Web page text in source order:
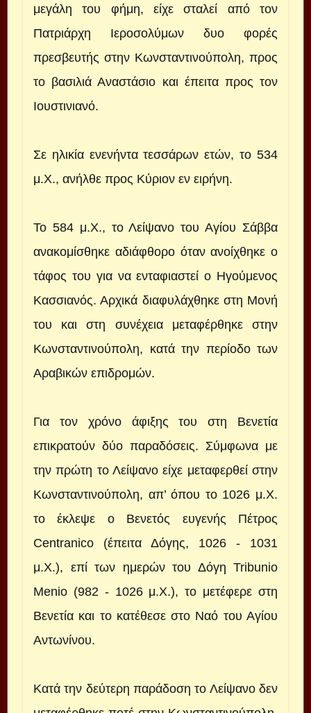
μεγάλη του φήμη, είχε σταλεί από τον
Πατριάρχη Ιεροσολύμων δυο φορές
πρεσβευτής στην Κωνσταντινούπολη, προς
το βασιλιά Αναστάσιο και έπειτα προς τον
Ιουστινιανό.
Σε ηλικία ενενήντα τεσσάρων ετών, το 534
μ.Χ., ανήλθε προς Κύριον εν ειρήνη.
Το 584 μ.Χ., το Λείψανο του Αγίου Σάββα
ανακομίσθηκε αδιάφθορο όταν ανοίχθηκε ο
τάφος του για να ενταφιαστεί ο Ηγούμενος
Κασσιανός. Αρχικά διαφυλάχθηκε στη Μονή
του και στη συνέχεια μεταφέρθηκε στην
Κωνσταντινούπολη, κατά την περίοδο των
Αραβικών επιδρομών.
Για τον χρόνο άφιξης του στη Βενετία
επικρατούν δύο παραδόσεις. Σύμφωνα με
την πρώτη το Λείψανο είχε μεταφερθεί στην
Κωνσταντινούπολη, απ’ όπου το 1026 μ.Χ.
το έκλεψε ο Βενετός ευγενής Πέτρος
Centranico (έπειτα Δόγης, 1026 - 1031
μ.Χ.), επί των ημερών του Δόγη Tribunio
Menio (982 - 1026 μ.Χ.), το μετέφερε στη
Βενετία και το κατέθεσε στο Ναό του Αγίου
Αντωνίνου.
Κατά την δεύτερη παράδοση το Λείψανο δεν